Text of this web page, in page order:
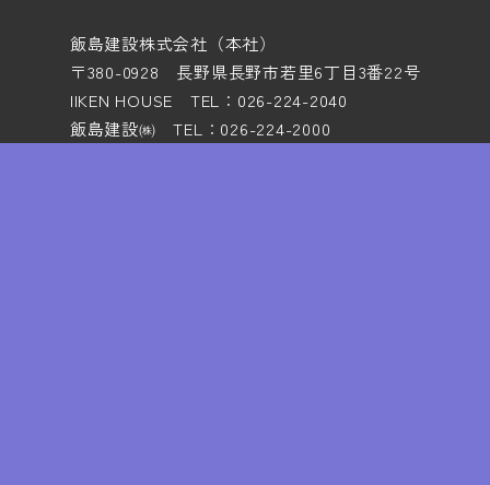
飯島建設株式会社（本社）
〒380-0928 長野県長野市若里6丁目3番22号
IIKEN HOUSE TEL：026-224-2040
飯島建設㈱ TEL：026-224-2000